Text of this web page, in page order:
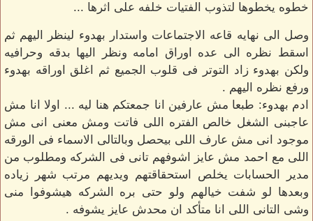
خطوه يخطوها لتذوب الفتيات خلفه على اثرها ...
وصل الى نهايه قاعه الاجتماعات واستدار بهدوء لينظر اليهم ثم
اسقط نظره الى عده اوراق امامه ونظر اليها بدقه وحرافيه
ولكن بهدوء زاد التوتر فى قلوب الجميع ثم اغلق اوراقه بهدوء
ورفع نظره اليهم .
ادم بهدوء: طبعا مش عارفين انا جمعتكم هنا ليه ... اولا انا مش
عاجبنى الشغل خالص الفتره اللى فاتت ومش معنى انى مش
موجود انى مش عارف اللى بيحصل وبالتالى الاسماء فى الورقه
اللى مع احمد مش عايز اشوفهم تانى فى الشركه ومطلوب من
مدير الحسابات يخلص استحقاقتهم ويديهم مرتب شهر زياده
وبعدها لو شفت خيالهم ولو حتى بره الشركه هيشوفوا منى
وشى التانى اللى انا متأكد ان محدش عايز يشوفه .